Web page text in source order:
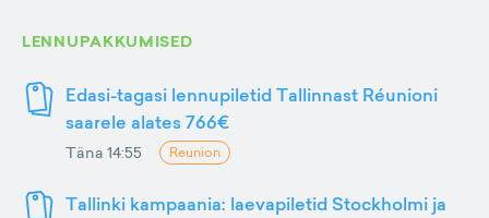
LENNUPAKKUMISED
Edasi-tagasi lennupiletid Tallinnast Réunioni
saarele alates 766€
Täna 14:55 Reunion
Tallinki kampaania: laevapiletid Stockholmi ja